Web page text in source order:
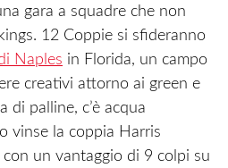
gara a squadre che non
12 Coppie si sfideranno
Naples in Florida, un campo
creativi attorno ai green e
di palline, c’è acqua
vinse la coppia Harris
un vantaggio di 9 colpi su